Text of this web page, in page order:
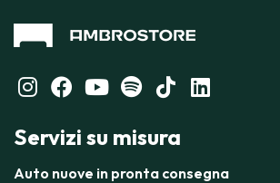
Servizi su misura
Auto nuove in pronta consegna